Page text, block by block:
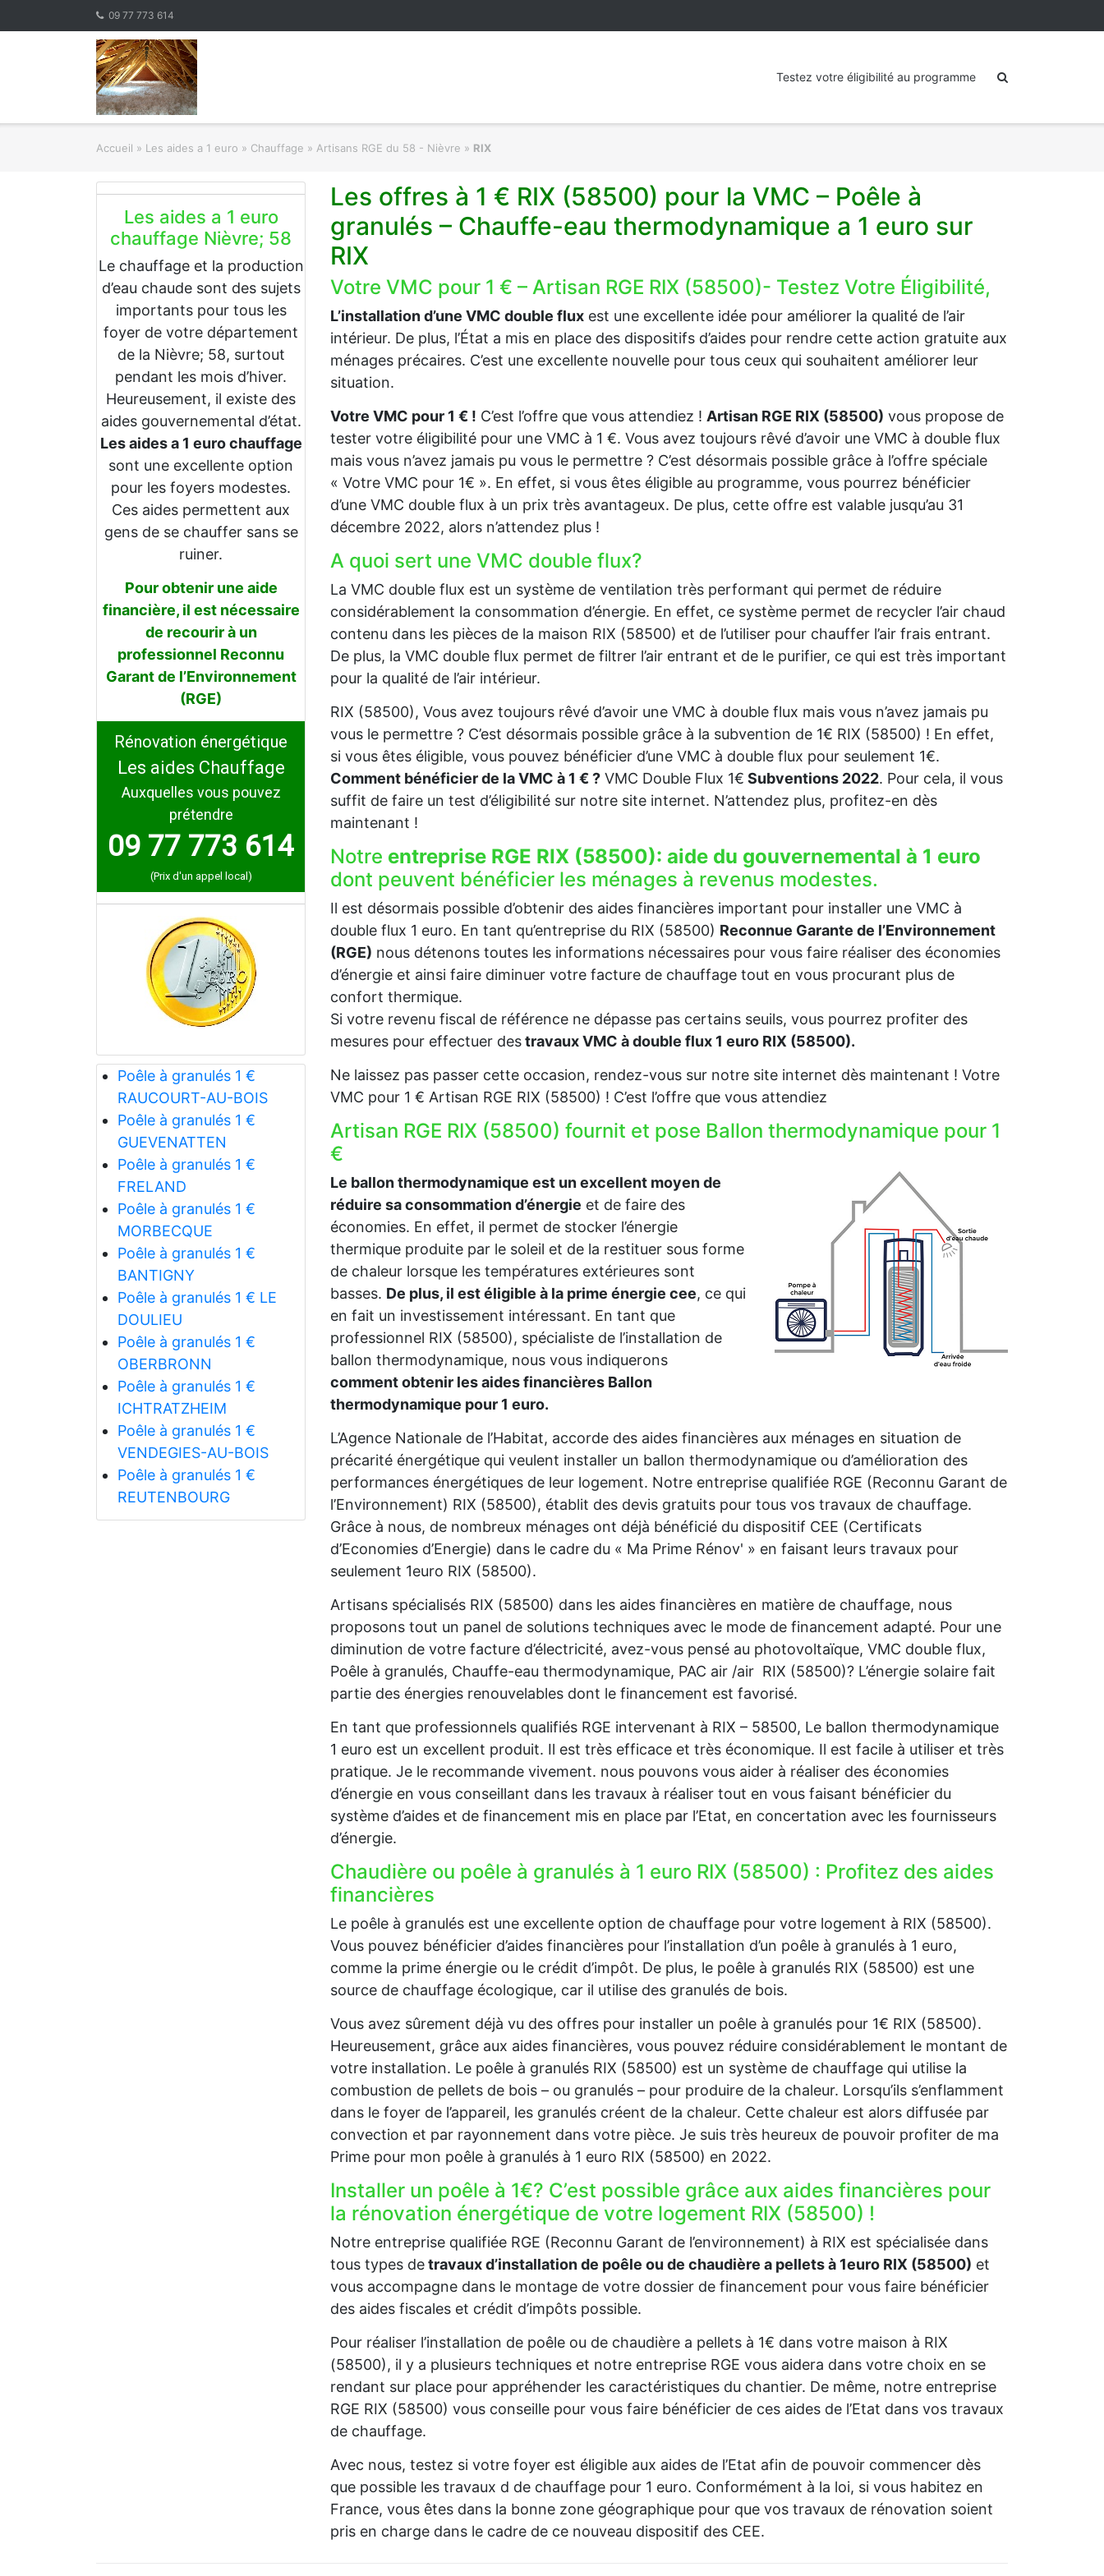
09 77 773 614
Testez votre éligibilité au programme
Accueil » Les aides a 1 euro » Chauffage » Artisans RGE du 58 - Nièvre » RIX
Les aides a 1 euro
chauffage Nièvre; 58
Le chauffage et la production
d’eau chaude sont des sujets
importants pour tous les
foyer de votre département
de la Nièvre; 58, surtout
pendant les mois d’hiver.
Heureusement, il existe des
aides gouvernemental d’état.
Les aides a 1 euro chauffage
sont une excellente option
pour les foyers modestes.
Ces aides permettent aux
gens de se chauffer sans se
ruiner.
Pour obtenir une aide
financière, il est nécessaire
de recourir à un
professionnel Reconnu
Garant de l’Environnement
(RGE)
Rénovation énergétique
Les aides Chauffage
Auxquelles vous pouvez
prétendre
09 77 773 614
(Prix d'un appel local)
Poêle à granulés 1 €
RAUCOURT-AU-BOIS
Poêle à granulés 1 €
GUEVENATTEN
Poêle à granulés 1 €
FRELAND
Poêle à granulés 1 €
MORBECQUE
Poêle à granulés 1 €
BANTIGNY
Poêle à granulés 1 € LE
DOULIEU
Poêle à granulés 1 €
OBERBRONN
Poêle à granulés 1 €
ICHTRATZHEIM
Poêle à granulés 1 €
VENDEGIES-AU-BOIS
Poêle à granulés 1 €
REUTENBOURG
Les offres à 1 € RIX (58500) pour la VMC – Poêle à
granulés – Chauffe-eau thermodynamique a 1 euro sur
RIX
Votre VMC pour 1 € – Artisan RGE RIX (58500)- Testez Votre Éligibilité,
L’installation d’une VMC double flux est une excellente idée pour améliorer la qualité de l’air
intérieur. De plus, l’État a mis en place des dispositifs d’aides pour rendre cette action gratuite aux
ménages précaires. C’est une excellente nouvelle pour tous ceux qui souhaitent améliorer leur
situation.
Votre VMC pour 1 € ! C’est l’offre que vous attendiez ! Artisan RGE RIX (58500) vous propose de
tester votre éligibilité pour une VMC à 1 €. Vous avez toujours rêvé d’avoir une VMC à double flux
mais vous n’avez jamais pu vous le permettre ? C’est désormais possible grâce à l’offre spéciale
« Votre VMC pour 1€ ». En effet, si vous êtes éligible au programme, vous pourrez bénéficier
d’une VMC double flux à un prix très avantageux. De plus, cette offre est valable jusqu’au 31
décembre 2022, alors n’attendez plus !
A quoi sert une VMC double flux?
La VMC double flux est un système de ventilation très performant qui permet de réduire
considérablement la consommation d’énergie. En effet, ce système permet de recycler l’air chaud
contenu dans les pièces de la maison RIX (58500) et de l’utiliser pour chauffer l’air frais entrant.
De plus, la VMC double flux permet de filtrer l’air entrant et de le purifier, ce qui est très important
pour la qualité de l’air intérieur.
RIX (58500), Vous avez toujours rêvé d’avoir une VMC à double flux mais vous n’avez jamais pu
vous le permettre ? C’est désormais possible grâce à la subvention de 1€ RIX (58500) ! En effet,
si vous êtes éligible, vous pouvez bénéficier d’une VMC à double flux pour seulement 1€.
Comment bénéficier de la VMC à 1 € ? VMC Double Flux 1€ Subventions 2022. Pour cela, il vous
suffit de faire un test d’éligibilité sur notre site internet. N’attendez plus, profitez-en dès
maintenant !
Notre entreprise RGE RIX (58500): aide du gouvernemental à 1 euro
dont peuvent bénéficier les ménages à revenus modestes.
Il est désormais possible d’obtenir des aides financières important pour installer une VMC à
double flux 1 euro. En tant qu’entreprise du RIX (58500) Reconnue Garante de l’Environnement
(RGE) nous détenons toutes les informations nécessaires pour vous faire réaliser des économies
d’énergie et ainsi faire diminuer votre facture de chauffage tout en vous procurant plus de
confort thermique.
Si votre revenu fiscal de référence ne dépasse pas certains seuils, vous pourrez profiter des
mesures pour effectuer destravaux VMC à double flux 1 euro RIX (58500).
Ne laissez pas passer cette occasion, rendez-vous sur notre site internet dès maintenant ! Votre
VMC pour 1 € Artisan RGE RIX (58500) ! C’est l’offre que vous attendiez
Artisan RGE RIX (58500) fournit et pose Ballon thermodynamique pour 1
€
Le ballon thermodynamique est un excellent moyen de
réduire sa consommation d’énergie et de faire des
économies. En effet, il permet de stocker l’énergie
thermique produite par le soleil et de la restituer sous forme
de chaleur lorsque les températures extérieures sont
basses. De plus, il est éligible à la prime énergie cee, ce qui
en fait un investissement intéressant. En tant que
professionnel RIX (58500), spécialiste de l’installation de
ballon thermodynamique, nous vous indiquerons
comment obtenir les aides financières Ballon
thermodynamique pour 1 euro.
L’Agence Nationale de l’Habitat, accorde des aides financières aux ménages en situation de
précarité énergétique qui veulent installer un ballon thermodynamique ou d’amélioration des
performances énergétiques de leur logement. Notre entreprise qualifiée RGE (Reconnu Garant de
l’Environnement) RIX (58500), établit des devis gratuits pour tous vos travaux de chauffage.
Grâce à nous, de nombreux ménages ont déjà bénéficié du dispositif CEE (Certificats
d’Economies d’Energie) dans le cadre du « Ma Prime Rénov' » en faisant leurs travaux pour
seulement 1euro RIX (58500).
Artisans spécialisés RIX (58500) dans les aides financières en matière de chauffage, nous
proposons tout un panel de solutions techniques avec le mode de financement adapté. Pour une
diminution de votre facture d’électricité, avez-vous pensé au photovoltaïque, VMC double flux,
Poêle à granulés, Chauffe-eau thermodynamique, PAC air /air RIX (58500)? L’énergie solaire fait
partie des énergies renouvelables dont le financement est favorisé.
En tant que professionnels qualifiés RGE intervenant à RIX – 58500, Le ballon thermodynamique
1 euro est un excellent produit. Il est très efficace et très économique. Il est facile à utiliser et très
pratique. Je le recommande vivement. nous pouvons vous aider à réaliser des économies
d’énergie en vous conseillant dans les travaux à réaliser tout en vous faisant bénéficier du
système d’aides et de financement mis en place par l’Etat, en concertation avec les fournisseurs
d’énergie.
Chaudière ou poêle à granulés à 1 euro RIX (58500) : Profitez des aides
financières
Le poêle à granulés est une excellente option de chauffage pour votre logement à RIX (58500).
Vous pouvez bénéficier d’aides financières pour l’installation d’un poêle à granulés à 1 euro,
comme la prime énergie ou le crédit d’impôt. De plus, le poêle à granulés RIX (58500) est une
source de chauffage écologique, car il utilise des granulés de bois.
Vous avez sûrement déjà vu des offres pour installer un poêle à granulés pour 1€ RIX (58500).
Heureusement, grâce aux aides financières, vous pouvez réduire considérablement le montant de
votre installation. Le poêle à granulés RIX (58500) est un système de chauffage qui utilise la
combustion de pellets de bois – ou granulés – pour produire de la chaleur. Lorsqu’ils s’enflamment
dans le foyer de l’appareil, les granulés créent de la chaleur. Cette chaleur est alors diffusée par
convection et par rayonnement dans votre pièce. Je suis très heureux de pouvoir profiter de ma
Prime pour mon poêle à granulés à 1 euro RIX (58500) en 2022.
Installer un poêle à 1€? C’est possible grâce aux aides financières pour
la rénovation énergétique de votre logement RIX (58500) !
Notre entreprise qualifiée RGE (Reconnu Garant de l’environnement) à RIX est spécialisée dans
tous types detravaux d’installation de poêle ou de chaudière a pellets à 1euro RIX (58500) et
vous accompagne dans le montage de votre dossier de financement pour vous faire bénéficier
des aides fiscales et crédit d’impôts possible.
Pour réaliser l’installation de poêle ou de chaudière a pellets à 1€ dans votre maison à RIX
(58500), il y a plusieurs techniques et notre entreprise RGE vous aidera dans votre choix en se
rendant sur place pour appréhender les caractéristiques du chantier. De même, notre entreprise
RGE RIX (58500) vous conseille pour vous faire bénéficier de ces aides de l’Etat dans vos travaux
de chauffage.
Avec nous, testez si votre foyer est éligible aux aides de l’Etat afin de pouvoir commencer dès
que possible les travaux d de chauffage pour 1 euro. Conformément à la loi, si vous habitez en
France, vous êtes dans la bonne zone géographique pour que vos travaux de rénovation soient
pris en charge dans le cadre de ce nouveau dispositif des CEE.